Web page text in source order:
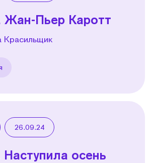
Жан-Пьер Каротт
Красильщик
26.09.24
Наступила осень